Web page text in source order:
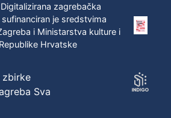
zagrebačka
je sredstvima
i Ministarstva kulture i
Hrvatske
Sva